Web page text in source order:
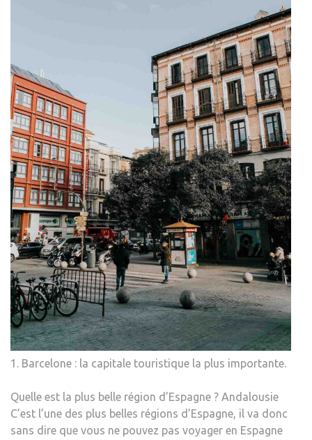
1. Barcelone : la capitale touristique la plus importante.
Quelle est la plus belle région d’Espagne ? Andalousie
C’est l’une des plus belles régions d’Espagne, il va donc
sans dire que vous ne pouvez pas voyager en Espagne